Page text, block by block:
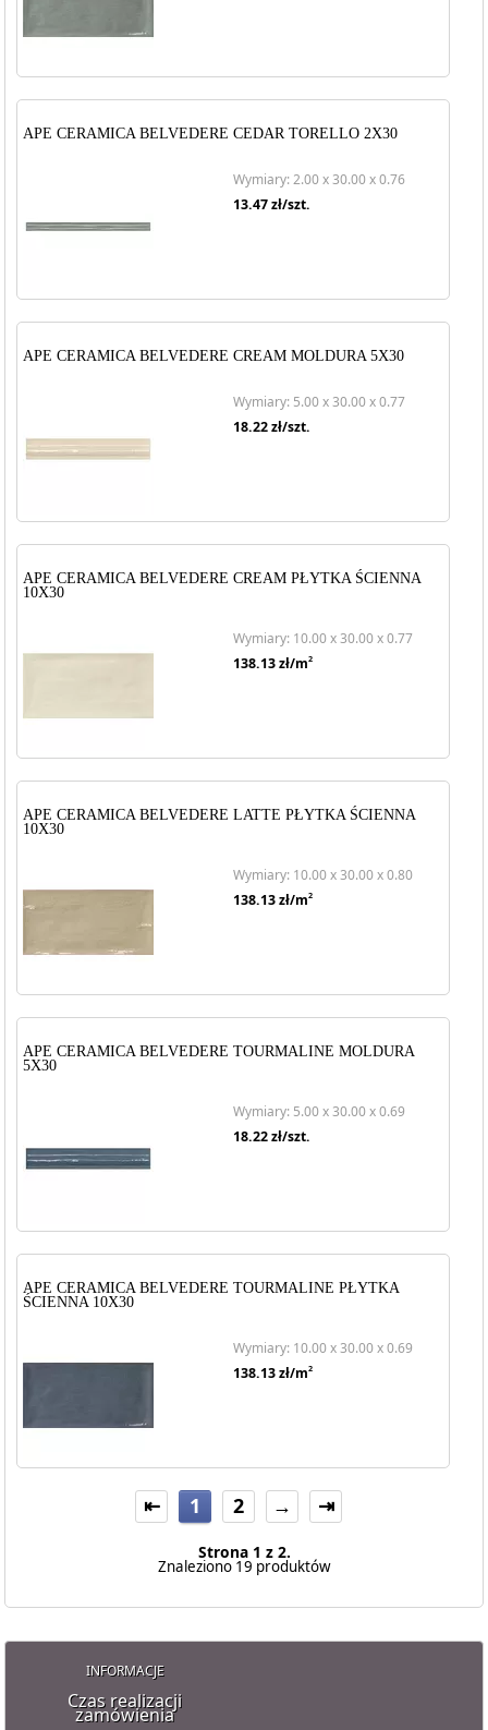
APE CERAMICA BELVEDERE CEDAR TORELLO 2X30
Wymiary: 2.00 x 30.00 x 0.76
13.47zł/szt.
APE CERAMICA BELVEDERE CREAM MOLDURA 5X30
Wymiary: 5.00 x 30.00 x 0.77
18.22zł/szt.
APE CERAMICA BELVEDERE CREAM PŁYTKA ŚCIENNA
10X30
Wymiary: 10.00 x 30.00 x 0.77
138.13zł/m2
APE CERAMICA BELVEDERE LATTE PŁYTKA ŚCIENNA
10X30
Wymiary: 10.00 x 30.00 x 0.80
138.13zł/m2
APE CERAMICA BELVEDERE TOURMALINE MOLDURA
5X30
Wymiary: 5.00 x 30.00 x 0.69
18.22zł/szt.
APE CERAMICA BELVEDERE TOURMALINE PŁYTKA
ŚCIENNA 10X30
Wymiary: 10.00 x 30.00 x 0.69
138.13zł/m2
⇤ 1 2 → ⇥
Strona 1 z 2.
Znaleziono 19 produktów
INFORMACJE
Czas realizacji
zamówienia